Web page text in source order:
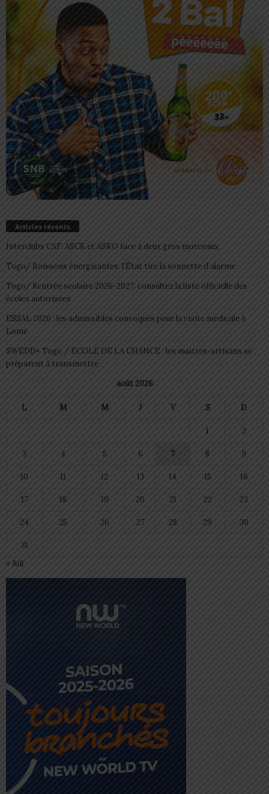
Articles récents
Interclubs CAF: ASCK et ASKO face à deux gros morceaux
Togo/ Boissons énergisantes: l’État tire la sonnette d’alarme
Togo/ Rentrée scolaire 2026-2027: consultez la liste officielle des
écoles autorisées
ESSAL 2026 : les admissibles convoqués pour la visite médicale à
Lomé
SWEDD+ Togo / ECOLE DE LA CHANCE : les maitres-artisans se
préparent à transmettre
août 2026
L M M J V S D
1 2
3 4 5 6 7 8 9
10 11 12 13 14 15 16
17 18 19 20 21 22 23
24 25 26 27 28 29 30
31
« Juil